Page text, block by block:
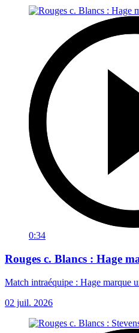
0:34
Rouges c. Blancs : Hage
Match intraéquipe : Hage marque
02 juil. 2026